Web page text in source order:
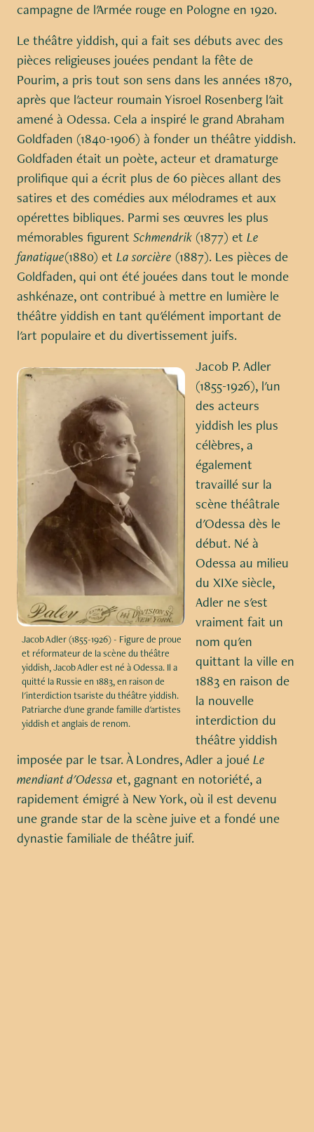
campagne de l'Armée rouge en Pologne en 1920.
Le théâtre yiddish, qui a fait ses débuts avec des
pièces religieuses jouées pendant la fête de
Pourim, a pris tout son sens dans les années 1870,
après que l'acteur roumain Yisroel Rosenberg l'ait
amené à Odessa. Cela a inspiré le grand Abraham
Goldfaden (1840-1906) à fonder un théâtre yiddish.
Goldfaden était un poète, acteur et dramaturge
prolifique qui a écrit plus de 60 pièces allant des
satires et des comédies aux mélodrames et aux
opérettes bibliques. Parmi ses œuvres les plus
mémorables figurent Schmendrik(1877) et Le
fanatique(1880) et La sorcière (1887). Les pièces de
Goldfaden, qui ont été jouées dans tout le monde
ashkénaze, ont contribué à mettre en lumière le
théâtre yiddish en tant qu'élément important de
l'art populaire et du divertissement juifs.
Jacob Adler (1855-1926) - Figure de proue
et réformateur de la scène du théâtre
yiddish, Jacob Adler est né à Odessa. Il a
quitté la Russie en 1883, en raison de
l'interdiction tsariste du théâtre yiddish.
Patriarche d'une grande famille d'artistes
yiddish et anglais de renom.
Jacob P. Adler
(1855-1926), l'un
des acteurs
yiddish les plus
célèbres, a
également
travaillé sur la
scène théâtrale
d'Odessa dès le
début. Né à
Odessa au milieu
du XIXe siècle,
Adler ne s'est
vraiment fait un
nom qu'en
quittant la ville en
1883 en raison de
la nouvelle
interdiction du
théâtre yiddish
imposée par le tsar. À Londres, Adler a joué Le
mendiant d'Odessa et, gagnant en notoriété, a
rapidement émigré à New York, où il est devenu
une grande star de la scène juive et a fondé une
dynastie familiale de théâtre juif.